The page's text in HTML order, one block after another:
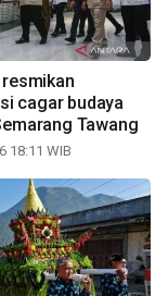
cagar budaya
Tawang
18:11 WIB